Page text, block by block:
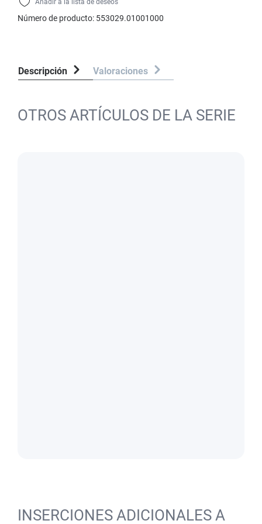
Añadir a la lista de deseos
Número de producto: 553029.01001000
Descripción Valoraciones
OTROS ARTÍCULOS DE LA SERIE
INSERCIONES ADICIONALES A